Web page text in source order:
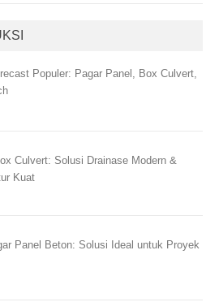
Populer: Pagar Panel, Box Culvert,
Culvert: Solusi Drainase Modern &
Kuat
Panel Beton: Solusi Ideal untuk Proyek